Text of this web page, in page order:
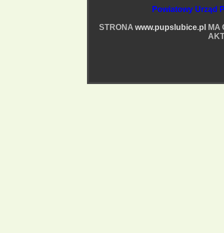
Powiatowy Urząd
STRONA www.pupslubice.pl
MA